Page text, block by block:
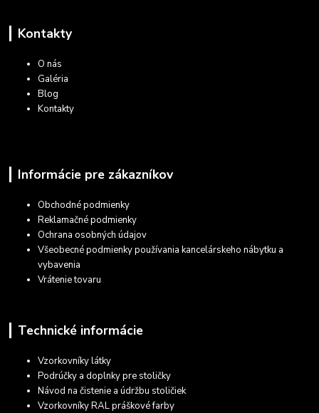
Kontakty
O nás
Galéria
Blog
Kontakty
Informácie pre zákazníkov
Obchodné podmienky
Reklamačné podmienky
Ochrana osobných údajov
Všeobecné podmienky používania kancelárskeho nábytku a
vybavenia
Vrátenie tovaru
Technické informácie
Vzorkovníky látky
Podrúčky a doplnky pre stoličky
Návod na čistenie a údržbu stoličiek
Vzorkovníky RAL práškové farby